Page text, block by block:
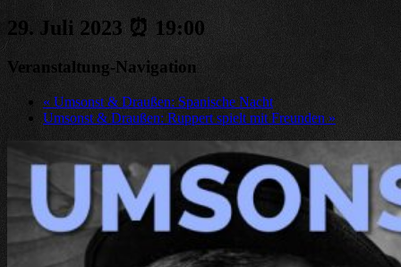
29. Juli 2023 ⏰ 19:00
Veranstaltung-Navigation
« Umsonst & Draußen: Spanische Nacht
Umsonst & Draußen: Ruppert spielt mit Freunden »